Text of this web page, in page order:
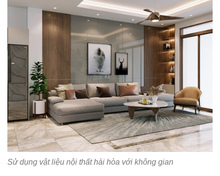
Sử dụng vật liệu nội thất hài hòa với không gian